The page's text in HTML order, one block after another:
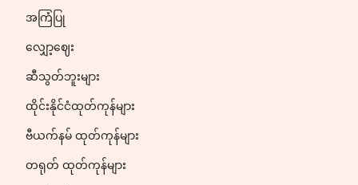
အကြံပြု
လျှော့ဈေး
ဆီသွတ်ဘူးများ
ထိုင်းနိုင်ငံထုတ်ကုန်များ
ဗီယက်နမ် ထုတ်ကုန်များ
တရုတ် ထုတ်ကုန်များ